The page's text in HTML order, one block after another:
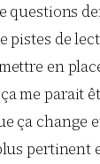
questions
pistes de
en
me parait
ça change
pertinent